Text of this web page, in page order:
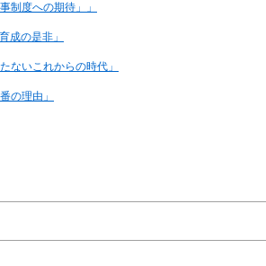
制度への期待」」
成の是非」
ないこれからの時代」
の理由」